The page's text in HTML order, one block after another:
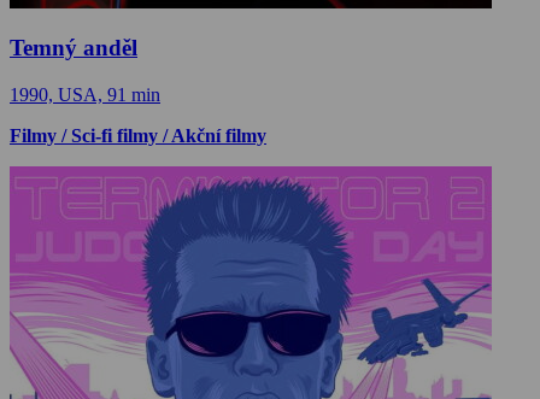
Temný anděl
1990, USA, 91 min
Filmy / Sci-fi filmy / Akční filmy